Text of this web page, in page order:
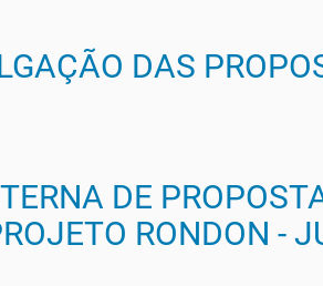
DAS
DE
RONDON -